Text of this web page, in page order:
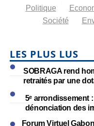
Politique
Société
LES PLUS LUS
SOBRAGA rend
retraités par une
5ᵉ arrondissement
dénonciation des
Forum Virtuel